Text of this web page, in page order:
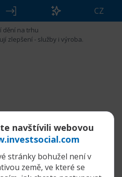
CZ
dění na trhu
zlepšení - služby i výroba.
navštívili webovou
stránky bohužel není v
země, ve které seNěmecká PMI v lednu vykazují zlepšení - služby i výroba.